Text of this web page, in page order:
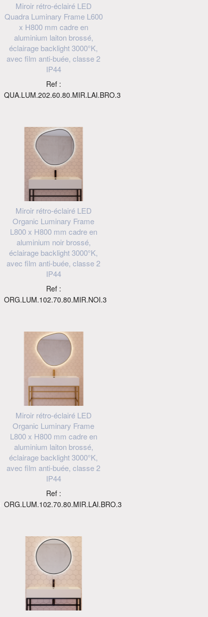
Miroir rétro-éclairé LED
Quadra Luminary Frame L600
x H800 mm cadre en
aluminium laiton brossé,
éclairage backlight 3000°K,
avec film anti-buée, classe 2
IP44
Ref :
QUA.LUM.202.60.80.MIR.LAI.BRO.3
Miroir rétro-éclairé LED
Organic Luminary Frame
L800 x H800 mm cadre en
aluminium noir brossé,
éclairage backlight 3000°K,
avec film anti-buée, classe 2
IP44
Ref :
ORG.LUM.102.70.80.MIR.NOI.3
Miroir rétro-éclairé LED
Organic Luminary Frame
L800 x H800 mm cadre en
aluminium laiton brossé,
éclairage backlight 3000°K,
avec film anti-buée, classe 2
IP44
Ref :
ORG.LUM.102.70.80.MIR.LAI.BRO.3